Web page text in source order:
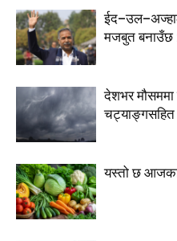
मजबुत बनाउँछ :
देशभर मौसममा
चट्याङ्गसहित
यस्तो छ